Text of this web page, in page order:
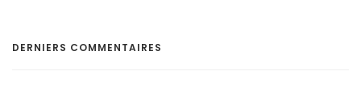
DERNIERS COMMENTAIRES